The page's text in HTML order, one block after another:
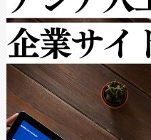
ルの変電所周
作業と点群処
Avia 2は、2
× 80°のノー
ードを切り替